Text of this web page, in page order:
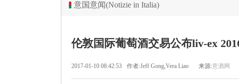
意国意闻(Notizie in Italia)
伦敦国际葡萄酒交易公布liv-ex
2017-01-10 08:42:53 作者:Jeff Gong,Vera Liao 来源:意酒网